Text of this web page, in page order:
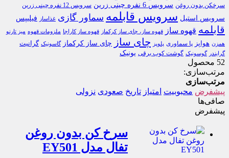
سرخکن بدون روغن سرویس 6 نفره چینی زرین سرویس 12 نفره چینی زرین
سرویس استیل سرویس قابلمه سماور گازی غذاساز فیلیپس
قابلمه قهوه ساز قهوه ساز، چای ساز کرکماز قهوه ساز کاراجا ملزومات قهوه میز تارنو
همزن هواپز پا سماوری پلوپز چای ساز چای ساز کرکماز گاسونیک گرانیت
گرایندر گوسونیک گوشت کوب برقی یونیک
52 محصول
مرتب‌سازی:
مرتب‌سازی
پیشفرض محبوبیت امتیاز تاریخ صعودی نزولی
صافی‌ها
پیشفرض
سرخ کن بدون روغن
تفال مدل EY501